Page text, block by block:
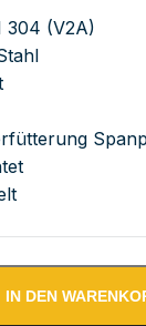
304 (V2A)
IN DEN